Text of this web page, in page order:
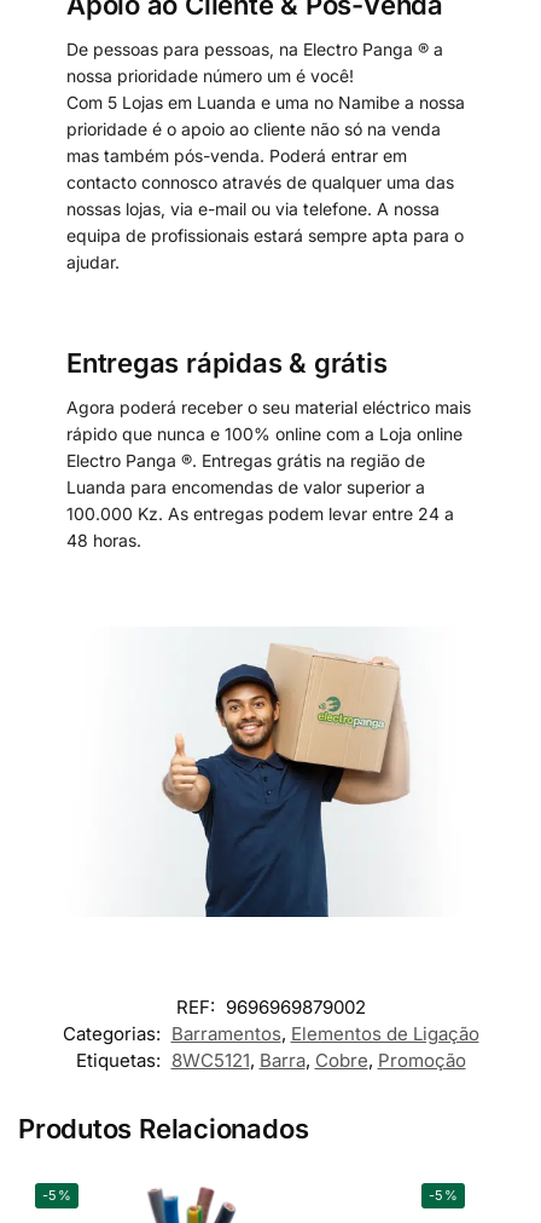
De pessoas para pessoas, na Electro Panga ® a
nossa prioridade número um é você!
Com 5 Lojas em Luanda e uma no Namibe a nossa
prioridade é o apoio ao cliente não só na venda
mas também pós-venda. Poderá entrar em
contacto connosco através de qualquer uma das
nossas lojas, via e-mail ou via telefone. A nossa
equipa de profissionais estará sempre apta para o
ajudar.
Entregas rápidas & grátis
Agora poderá receber o seu material eléctrico mais
rápido que nunca e 100% online com a Loja online
Electro Panga ®. Entregas grátis na região de
Luanda para encomendas de valor superior a
100.000 Kz. As entregas podem levar entre 24 a
48 horas.
REF: 9696969879002
Categorias: Barramentos, Elementos de Ligação
Etiquetas: 8WC5121, Barra, Cobre, Promoção
Produtos Relacionados
-5% -5%